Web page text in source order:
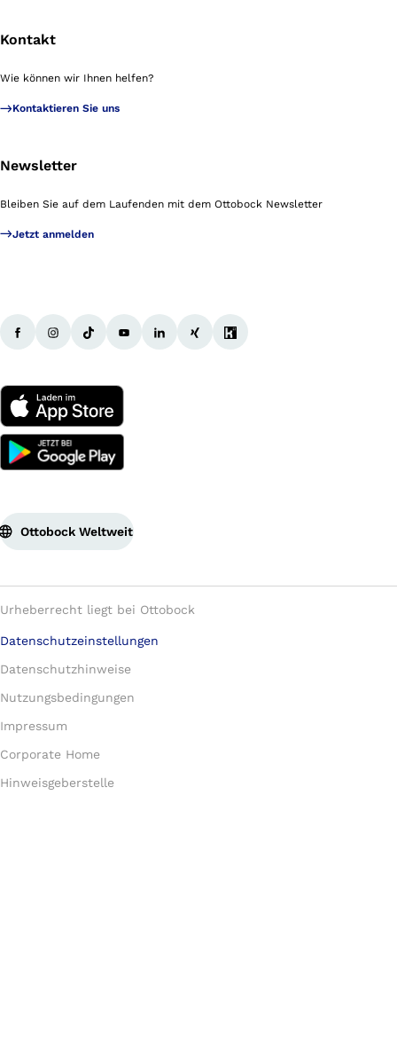
Kontakt
Wie können wir Ihnen helfen?
Kontaktieren Sie uns
Newsletter
Bleiben Sie auf dem Laufenden mit dem Ottobock Newsletter
Jetzt anmelden
Ottobock Weltweit
Urheberrecht liegt bei Ottobock
Datenschutzeinstellungen
Datenschutzhinweise
Nutzungsbedingungen
Impressum
Corporate Home
Hinweisgeberstelle